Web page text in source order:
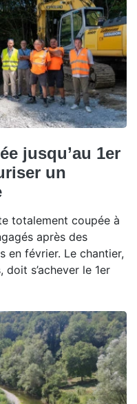
jusqu’au 1er
un
totalement coupée à
après des
en février. Le chantier,
doit s’achever le 1er